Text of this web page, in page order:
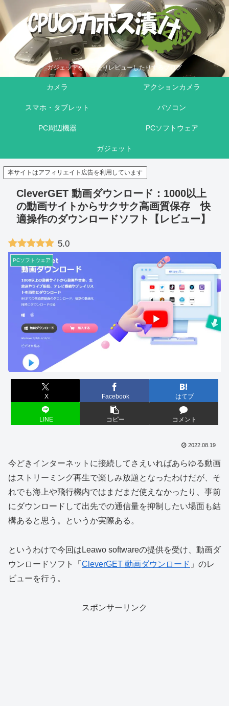
ガジェットを買ったりレビューしたりするブログ
カメラ アクションカメラ
スマホ・タブレット パソコン
PC周辺機器 PCソフトウェア
ガジェット
本サイトはアフィリエイト広告を利用しています
CleverGET 動画ダウンロード：1000以上
の動画サイトからサクサク高画質保存 快
適操作のダウンロードソフト【レビュー】
5.0
PCソフトウェア
X Facebook はてブ
LINE コピー コメント
2022.08.19
今どきインターネットに接続してさえいればあらゆる動画
はストリーミング再生で楽しみ放題となったわけだが、そ
れでも海上や飛行機内ではまだまだ使えなかったり、事前
にダウンロードして出先での通信量を抑制したい場面も結
構あると思う。というか実際ある。
というわけで今回はLeawo softwareの提供を受け、動画ダ
ウンロードソフト「 CleverGET 動画ダウンロード 」のレ
ビューを行う。
スポンサーリンク